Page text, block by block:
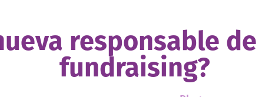
responsable
fundraising?